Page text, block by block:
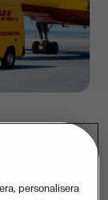
i
personalisera